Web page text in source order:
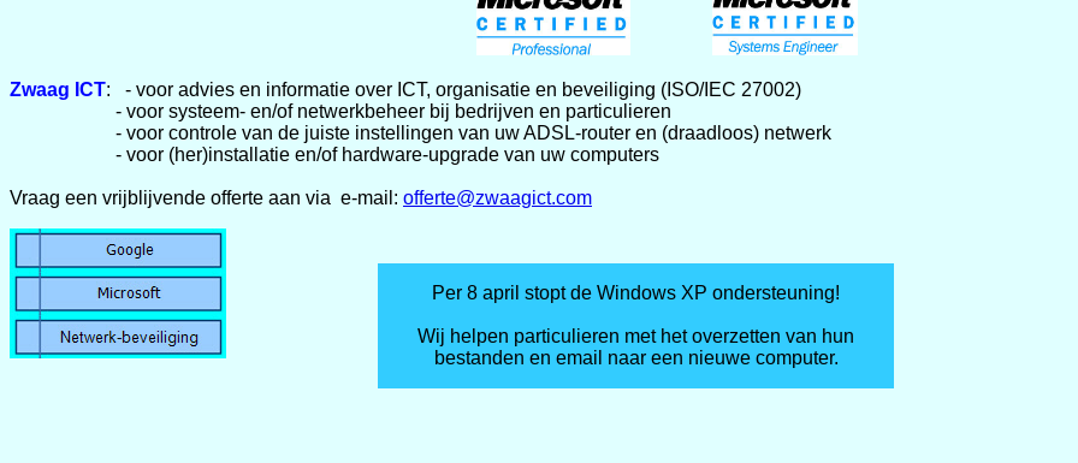
Zwaag ICT: - voor advies en informatie over ICT, organisatie en beveiliging (ISO/IEC 27002)
- voor systeem- en/of netwerkbeheer bij bedrijven en particulieren
- voor controle van de juiste instellingen van uw ADSL-router en (draadloos) netwerk
- voor (her)installatie en/of hardware-upgrade van uw computers
Vraag een vrijblijvende offerte aan via e-mail: offerte@zwaagict.com
Per 8 april stopt de Windows XP ondersteuning!
Wij helpen particulieren met het overzetten van hun
bestanden en email naar een nieuwe computer.